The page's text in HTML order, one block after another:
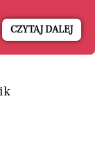
CZYTAJ DALEJ